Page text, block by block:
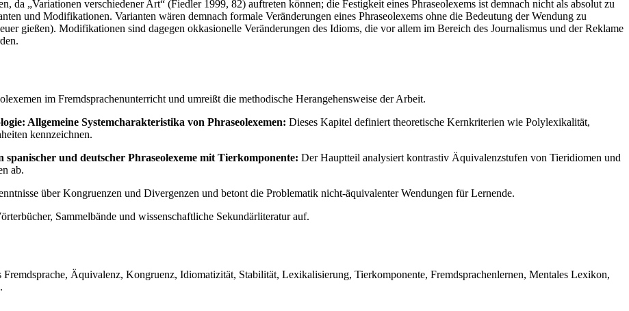
da „Variationen verschiedener Art“ (Fiedler 1999, 82) auftreten können; die Festigkeit eines Phraseolexems ist demnach nicht als absolut zu
und Modifikationen. Varianten wären demnach formale Veränderungen eines Phraseolexems ohne die Bedeutung der Wendung zu
gießen). Modifikationen sind dagegen okkasionelle Veränderungen des Idioms, die vor allem im Bereich des Journalismus und der Reklame
im Fremdsprachenunterricht und umreißt die methodische Herangehensweise der Arbeit.
Allgemeine Systemcharakteristika von Phraseolexemen: Dieses Kapitel definiert theoretische Kernkriterien wie Polylexikalität,
kennzeichnen.
und deutscher Phraseolexeme mit Tierkomponente: Der Hauptteil analysiert kontrastiv Äquivalenzstufen von Tieridiomen und
ab.
über Kongruenzen und Divergenzen und betont die Problematik nicht-äquivalenter Wendungen für Lernende.
Sammelbände und wissenschaftliche Sekundärliteratur auf.
Äquivalenz, Kongruenz, Idiomatizität, Stabilität, Lexikalisierung, Tierkomponente, Fremdsprachenlernen, Mentales Lexikon,